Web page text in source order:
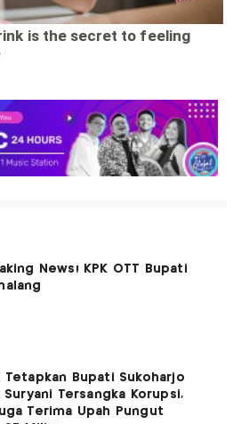
News! KPK OTT Bupati
Tetapkan Bupati Sukoharjo
Suryani Tersangka Korupsi,
Terima Upah Pungut